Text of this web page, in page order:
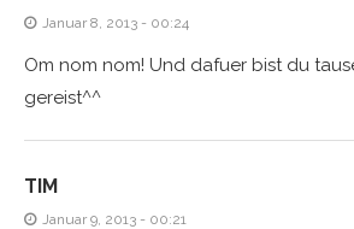
Januar 8, 2013 - 00:24
Om nom nom! Und dafuer bist du
gereist^^
TIM
Januar 9, 2013 - 00:21